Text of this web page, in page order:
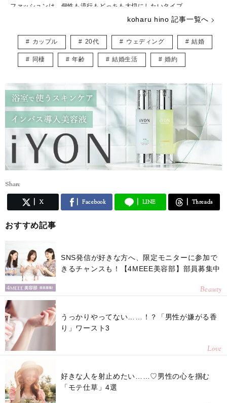
ファッションは、個性も流行もどっちも大切にしたいタイプ。
コスメは、より良いものを求めて日々研究中です！
海外ドラマや漫画を見ながら家にこもるのも大好き。
アラサー女子等身大の悩みを共有しながら、様々な情報を発信していき
koharu hino 記事一覧へ
カップル 20代 ウェディング 結婚
同棲 年齢 結婚生活 婚約
Share
X Facebook LINE Threads
おすすめ記事
SNS発信が好きな方へ、限定モニターに参加で
きるチャンスも！【4MEEE美容部】部員募集中
Beauty
うっかりやってない……！？「男性が嫌がる香
り」ワースト3
Love
好きな人を射止めたい……♡男性の心を掴む
「モテ仕草」4選